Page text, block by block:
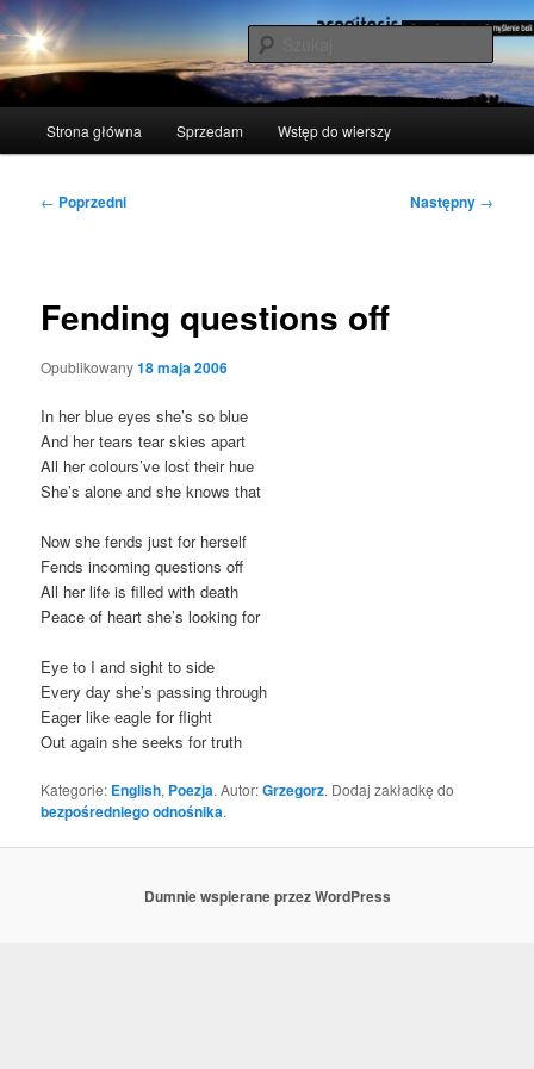
Przeskocz
do
tekstu
acogitosis
polscy naukowcy udowodnili: myślenie boli
Strona główna Sprzedam Wstęp do wierszy
Nawigacja
← Poprzedni Następny →
Fending questions off
Opublikowany18 maja 2006
In her blue eyes she­’s so blue
And her tears tear skies apart
All her colo­ur­s’ve lost the­ir hue
She­’s alo­ne and she knows that
Now she fends just for herself
Fends inco­ming questions off
All her life is fil­led with death
Peace of heart she­’s looking for
Eye to I and sight to side
Eve­ry day she­’s pas­sing through
Eager like eagle for flight
Out aga­in she seeks for truth
Kategorie: English, Poezja. Autor:Grzegorz. Dodaj zakładkę do
bezpośredniego odnośnika.
Dumnie wspierane przez WordPress